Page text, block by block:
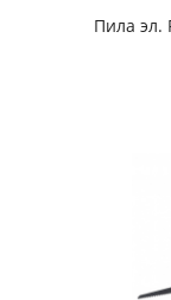
Пила эл.